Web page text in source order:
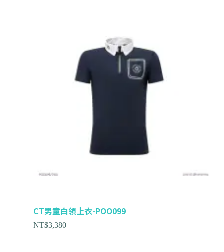
CT男童白領上衣-POO099
NT$3,380